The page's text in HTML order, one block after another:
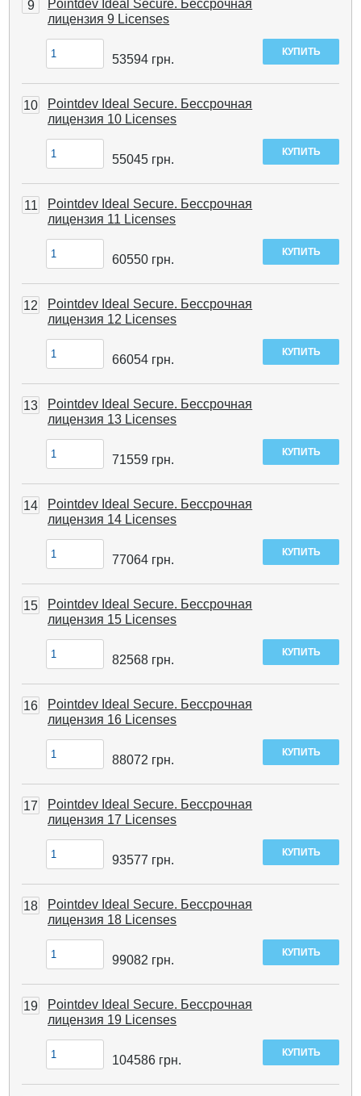
9
Pointdev Ideal Secure. Бессрочная
лицензия 9 Licenses
53594 грн.
10
Pointdev Ideal Secure. Бессрочная
лицензия 10 Licenses
55045 грн.
11
Pointdev Ideal Secure. Бессрочная
лицензия 11 Licenses
60550 грн.
12
Pointdev Ideal Secure. Бессрочная
лицензия 12 Licenses
66054 грн.
13
Pointdev Ideal Secure. Бессрочная
лицензия 13 Licenses
71559 грн.
14
Pointdev Ideal Secure. Бессрочная
лицензия 14 Licenses
77064 грн.
15
Pointdev Ideal Secure. Бессрочная
лицензия 15 Licenses
82568 грн.
16
Pointdev Ideal Secure. Бессрочная
лицензия 16 Licenses
88072 грн.
17
Pointdev Ideal Secure. Бессрочная
лицензия 17 Licenses
93577 грн.
18
Pointdev Ideal Secure. Бессрочная
лицензия 18 Licenses
99082 грн.
19
Pointdev Ideal Secure. Бессрочная
лицензия 19 Licenses
104586 грн.